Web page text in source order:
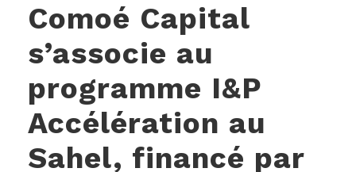
Comoé Capital
s’associe au
programme I&P
Accélération au
Sahel, financé par